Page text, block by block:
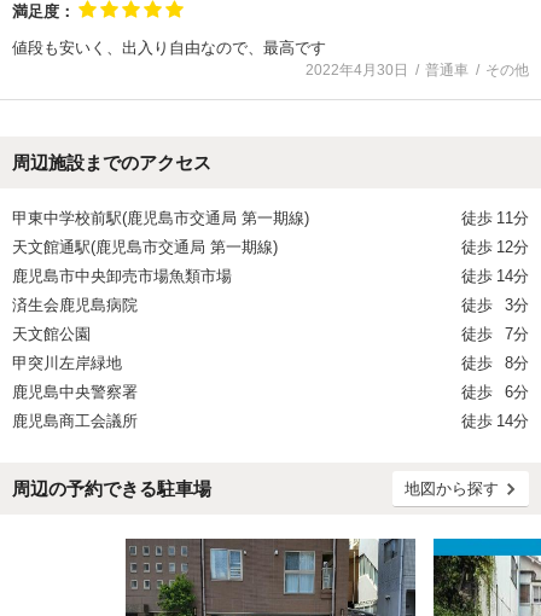
満足度：
値段も安いく、出入り自由なので、最高です
2022年4月30日 普通車 その他
周辺施設までのアクセス
甲東中学校前駅(鹿児島市交通局 第一期線) 徒歩 11分
天文館通駅(鹿児島市交通局 第一期線)
徒歩 12分
鹿児島市中央卸売市場魚類市場
徒歩 14分
済生会鹿児島病院
徒歩
3分
天文館公園
徒歩
7分
甲突川左岸緑地
徒歩
8分
鹿児島中央警察署
徒歩
6分
鹿児島商工会議所
徒歩 14分
周辺の予約できる駐車場 地図から探す